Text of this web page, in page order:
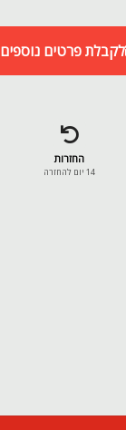
לקבלת פרטים נוספים
החזרות
14 יום להחזרה